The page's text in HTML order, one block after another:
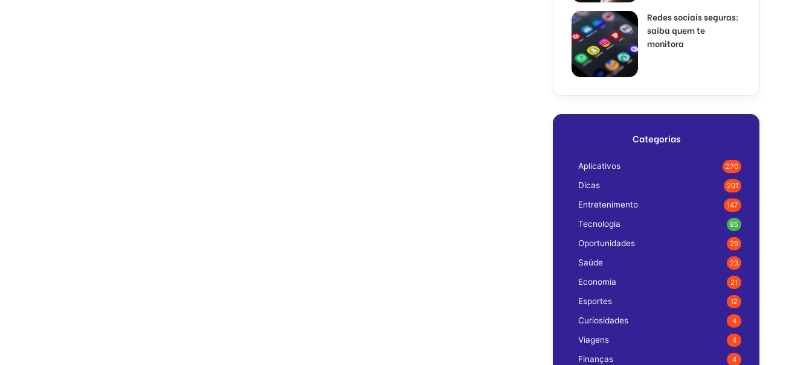
Redes sociais seguras:
saiba quem te
monitora
Categorias
Aplicativos 270
Dicas 201
Entretenimento 147
Tecnologia 85
Oportunidades 29
Saúde 23
Economia 21
Esportes 12
Curiosidades 4
Viagens 4
Finanças 4